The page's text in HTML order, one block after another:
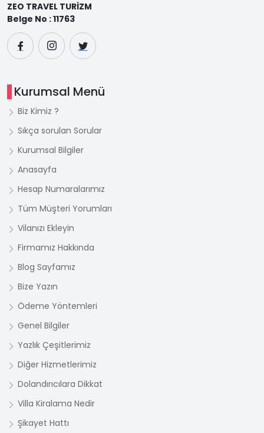
ZEO TRAVEL TURİZM
Belge No : 11763
Kurumsal Menü
Biz Kimiz ?
Sıkça sorulan Sorular
Kurumsal Bilgiler
Anasayfa
Hesap Numaralarımız
Tüm Müşteri Yorumları
Vilanızı Ekleyin
Firmamız Hakkında
Blog Sayfamız
Bize Yazın
Ödeme Yöntemleri
Genel Bilgiler
Yazlık Çeşitlerimiz
Diğer Hizmetlerimiz
Dolandırıcılara Dikkat
Villa Kiralama Nedir
Şikayet Hattı